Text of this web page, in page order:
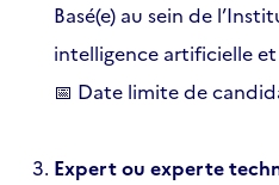
Basé(e) au sein de
intelligence artificielle et
📅 Date limite de
Expert ou experte